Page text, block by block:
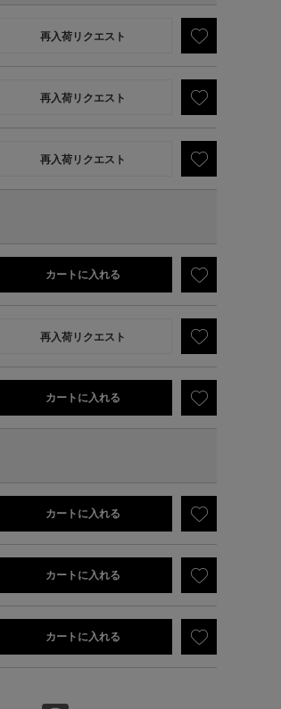
再入荷リクエスト
再入荷リクエスト
再入荷リクエスト
カートに入れる
再入荷リクエスト
カートに入れる
カートに入れる
カートに入れる
カートに入れる